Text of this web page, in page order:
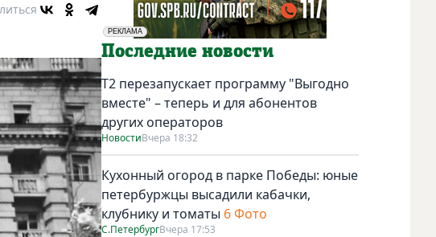
РЕКЛАМА
Социальная реклама
Последние новости
Т2 перезапускает программу "Выгодно
вместе" – теперь и для абонентов
других операторов
НовостиВчера 18:32
Кухонный огород в парке Победы: юные
петербуржцы высадили кабачки,
клубнику и томаты 6 Фото
С.ПетербургВчера 17:53